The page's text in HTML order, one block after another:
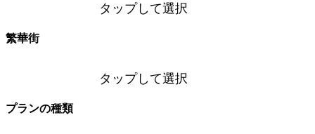
タップして選択
繁華街
タップして選択
プランの種類